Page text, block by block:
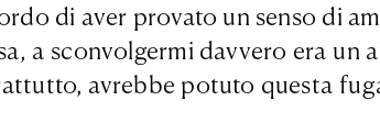
di aver provato un senso di
a sconvolgermi davvero era
avrebbe potuto questa